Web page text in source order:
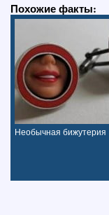
Похожие факты:
Необычная бижутерия